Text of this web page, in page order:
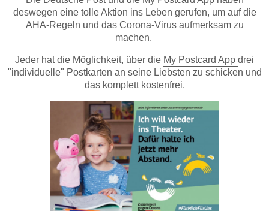
deswegen eine tolle Aktion ins Leben gerufen, um auf die
AHA-Regeln und das Corona-Virus aufmerksam zu
machen.
Jeder hat die Möglichkeit, über die My Postcard App drei
"individuelle" Postkarten an seine Liebsten zu schicken und
das komplett kostenfrei.